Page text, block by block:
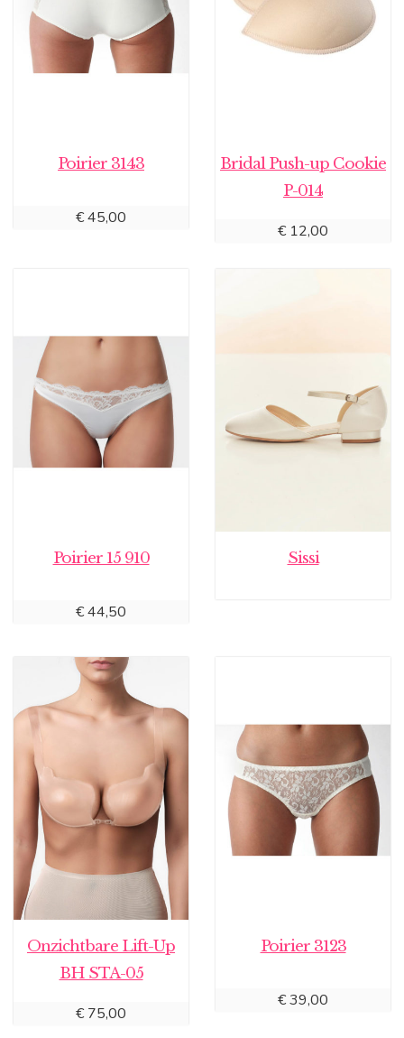
Poirier 3143
€45,00
Bridal Push-up Cookie
P-014
€12,00
Poirier 15 910
€44,50
Sissi
Onzichtbare Lift-Up
BH STA-05
€75,00
Poirier 3123
€39,00